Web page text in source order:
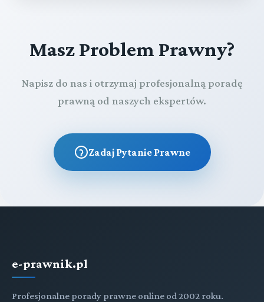
Masz Problem Prawny?
Napisz do nas i otrzymaj profesjonalną poradę
prawną od naszych ekspertów.
Zadaj Pytanie Prawne
e-prawnik.pl
Profesjonalne porady prawne online od 2002 roku.